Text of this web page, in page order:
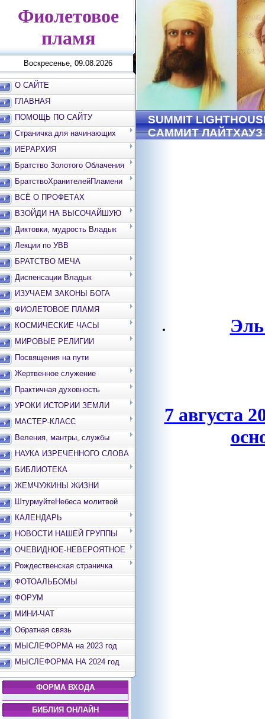
Фиолетовое
пламя
Воскресенье, 09.08.2026
О САЙТЕ
ГЛАВНАЯ
ПОМОЩЬ ПО САЙТУ
Страничка для начинающих
ИЕРАРХИЯ
Братство Золотого Облачения
БратствоХранителейПламени
ВСЁ О ПРОФЕТАХ
ВЗОЙДИ НА ВЫСОЧАЙШУЮ
ВЕРШИНУ
Диктовки, мудрость Владык
Лекции по УВВ
БРАТСТВО МЕЧА
Диспенсации Владык
ИЗУЧАЕМ ЗАКОНЫ БОГА
ФИОЛЕТОВОЕ ПЛАМЯ
КОСМИЧЕСКИЕ ЧАСЫ
МИРОВЫЕ РЕЛИГИИ
Посвящения на пути
Жертвенное служение
Практичная духовность
УРОКИ ИСТОРИИ ЗЕМЛИ
МАСТЕР-КЛАСС
Веления, мантры, службы
НАУКА ИЗРЕЧЕННОГО СЛОВА
БИБЛИОТЕКА
ЖЕМЧУЖИНЫ ЖИЗНИ
ШтурмуйтеНебеса молитвой
КАЛЕНДАРЬ
НОВОСТИ НАШЕЙ ГРУППЫ
ОЧЕВИДНОЕ-НЕВЕРОЯТНОЕ
Рождественская страничка
ФОТОАЛЬБОМЫ
ФОРУМ
МИНИ-ЧАТ
Обратная связь
МЫСЛЕФОРМА на 2023 год
МЫСЛЕФОРМА НА 2024 год
ФОРМА ВХОДА
БИБЛИЯ ОНЛАЙН
SUMMIT
САММИТ ЛАЙТХАУЗ
7 августа